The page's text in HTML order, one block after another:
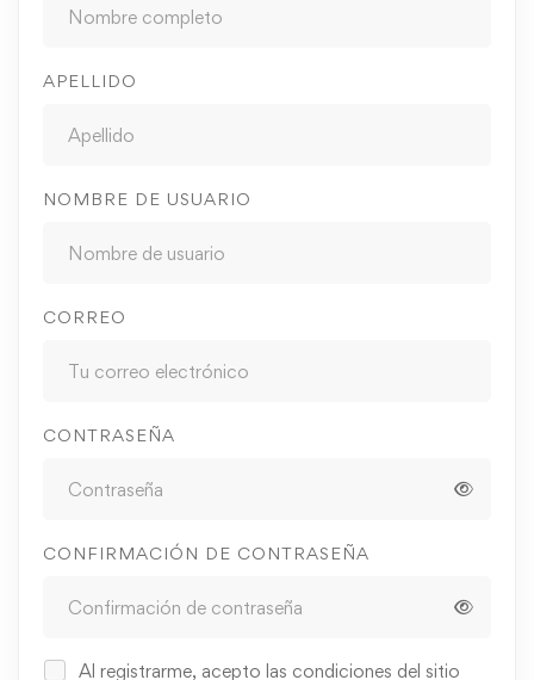
APELLIDO
NOMBRE DE USUARIO
CORREO
CONTRASEÑA
CONFIRMACIÓN DE CONTRASEÑA
Al registrarme, acepto las condiciones del sitio